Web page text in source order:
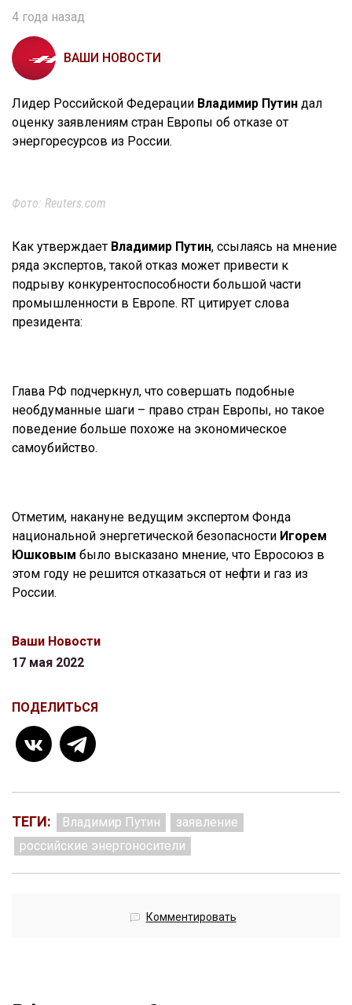
4 года назад
ВАШИ НОВОСТИ
Лидер Российской Федерации Владимир Путин дал
оценку заявлениям стран Европы об отказе от
энергоресурсов из России.
Фото: Reuters.com
Как утверждает Владимир Путин, ссылаясь на мнение
ряда экспертов, такой отказ может привести к
подрыву конкурентоспособности большой части
промышленности в Европе. RT цитирует слова
президента:
Глава РФ подчеркнул, что совершать подобные
необдуманные шаги – право стран Европы, но такое
поведение больше похоже на экономическое
самоубийство.
Отметим, накануне ведущим экспертом Фонда
национальной энергетической безопасности Игорем
Юшковым было высказано мнение, что Евросоюз в
этом году не решится отказаться от нефти и газ из
России.
Ваши Новости
17 мая 2022
ПОДЕЛИТЬСЯ
ТЕГИ: Владимир Путин
заявление
российские энергоносители
Комментировать